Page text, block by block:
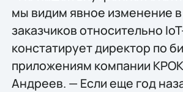
мы видим явное изменение
заказчиков относительно
констатирует директор по
приложениям компании
Андреев. — Если еще год